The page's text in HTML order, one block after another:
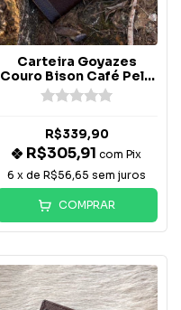
Carteira Goyazes
Couro Bison Café Pelo
- C-2630
R$339,90
R$305,91com Pix
6 x deR$56,65 sem juros
COMPRAR